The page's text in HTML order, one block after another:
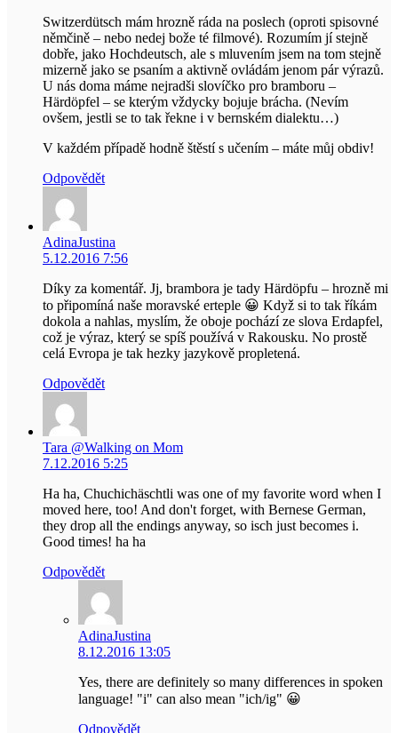
Switzerdütsch mám hrozně ráda na poslech (oproti spisovné
němčině – nebo nedej bože té filmové). Rozumím jí stejně
dobře, jako Hochdeutsch, ale s mluvením jsem na tom stejně
mizerně jako se psaním a aktivně ovládám jenom pár výrazů.
U nás doma máme nejradši slovíčko pro bramboru –
Härdöpfel – se kterým vždycky bojuje brácha. (Nevím
ovšem, jestli se to tak řekne i v bernském dialektu…)
V každém případě hodně štěstí s učením – máte můj obdiv!
Odpovědět
AdinaJustina
5.12.2016 7:56
Díky za komentář. Jj, brambora je tady Härdöpfu – hrozně mi
to připomíná naše moravské erteple 😀 Když si to tak říkám
dokola a nahlas, myslím, že oboje pochází ze slova Erdapfel,
což je výraz, který se spíš používá v Rakousku. No prostě
celá Evropa je tak hezky jazykově propletená.
Odpovědět
Tara @Walking on Mom
7.12.2016 5:25
Ha ha, Chuchichäschtli was one of my favorite word when I
moved here, too! And don't forget, with Bernese German,
they drop all the endings anyway, so isch just becomes i.
Good times! ha ha
Odpovědět
AdinaJustina
8.12.2016 13:05
Yes, there are definitely so many differences in spoken
language! "i" can also mean "ich/ig" 😀
Odpovědět